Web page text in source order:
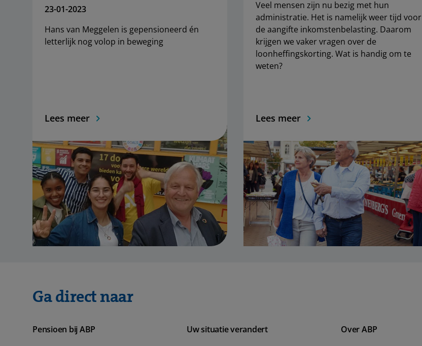
23-01-2023
Hans van Meggelen is gepensioneerd én
letterlijk nog volop in beweging
Lees meer
Veel mensen zijn nu bezig met hun
administratie. Het is namelijk weer tijd voor
de aangifte inkomstenbelasting. Daarom
krijgen we vaker vragen over de
loonheffingskorting. Wat is handig om te
weten?
Lees meer
Ga direct naar
Pensioen bij ABP
Uw situatie verandert
Over ABP